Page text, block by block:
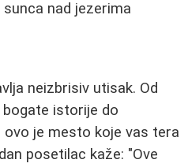
nad jezerima
neizbrisiv utisak. Od
istorije do
je mesto koje vas tera
posetilac kaže: "Ove